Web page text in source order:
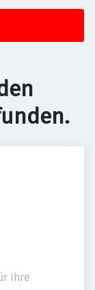
Ihre